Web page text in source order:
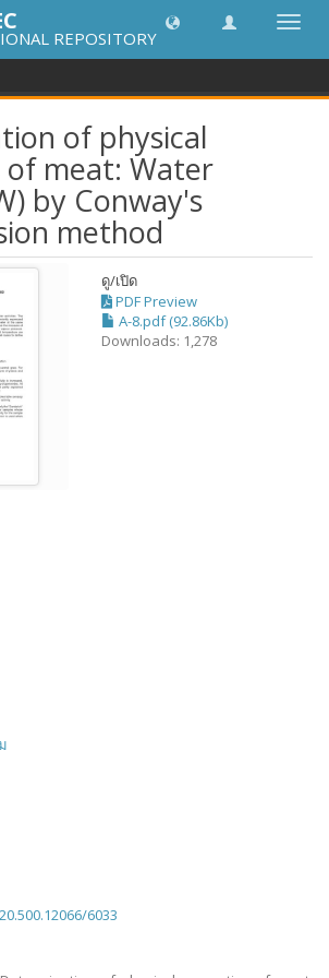
REPOSITORY
of physical
meat: Water
by Conway's
method
ดู/เปิด
PDF Preview
A-8.pdf (92.86Kb)
Downloads: 1,278
6033